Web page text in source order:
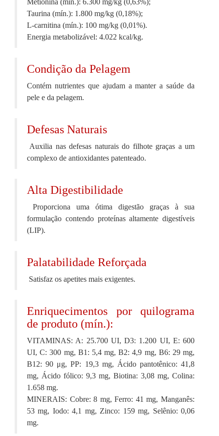
Metionina (mín.): 6.300 mg/kg (0,63%);
Taurina (mín.): 1.800 mg/kg (0,18%);
L-carnitina (mín.): 100 mg/kg (0,01%).
Energia metabolizável: 4.022 kcal/kg.
Condição da Pelagem
Contém nutrientes que ajudam a manter a saúde da
pele e da pelagem.
Defesas Naturais
Auxilia nas defesas naturais do filhote graças a um
complexo de antioxidantes patenteado.
Alta Digestibilidade
Proporciona uma ótima digestão graças à sua
formulação contendo proteínas altamente digestíveis
(LIP).
Palatabilidade Reforçada
Satisfaz os apetites mais exigentes.
Enriquecimentos por quilograma
de produto (mín.):
VITAMINAS: A: 25.700 UI, D3: 1.200 UI, E: 600
UI, C: 300 mg, B1: 5,4 mg, B2: 4,9 mg, B6: 29 mg,
B12: 90 μg, PP: 19,3 mg, Ácido pantotênico: 41,8
mg, Ácido fólico: 9,3 mg, Biotina: 3,08 mg, Colina:
1.658 mg.
MINERAIS: Cobre: 8 mg, Ferro: 41 mg, Manganês:
53 mg, Iodo: 4,1 mg, Zinco: 159 mg, Selênio: 0,06
mg.